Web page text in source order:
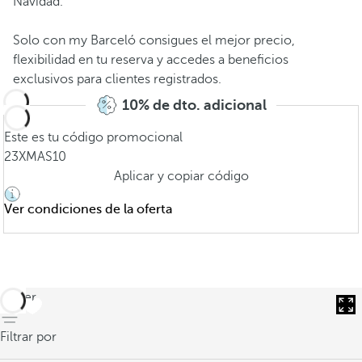
Solo con my Barceló consigues el mejor precio,
flexibilidad en tu reserva y accedes a beneficios
exclusivos para clientes registrados.
10% de dto. adicional
Este es tu código promocional
23XMAS10
Aplicar y copiar código
Ver condiciones de la oferta
volver
Filtrar por